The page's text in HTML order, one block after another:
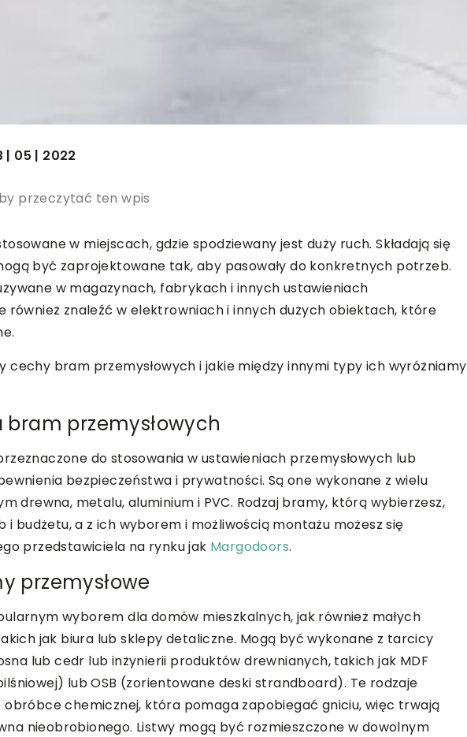
| 05 | 2022
przeczytać ten wpis
w miejscach, gdzie spodziewany jest duży ruch. Składają się
być zaprojektowane tak, aby pasowały do konkretnych potrzeb.
w magazynach, fabrykach i innych ustawieniach
również znaleźć w elektrowniach i innych dużych obiektach, które
cechy bram przemysłowych i jakie między innymi typy ich wyróżniamy
przemysłowych
do stosowania w ustawieniach przemysłowych lub
bezpieczeństwa i prywatności. Są one wykonane z wielu
drewna, metalu, aluminium i PVC. Rodzaj bramy, którą wybierzesz,
i budżetu, a z ich wyborem i możliwością montażu możesz się
przedstawiciela na rynku jak Margodoors.
przemysłowe
wyborem dla domów mieszkalnych, jak również małych
jak biura lub sklepy detaliczne. Mogą być wykonane z tarcicy
lub cedr lub inżynierii produktów drewnianych, takich jak MDF
lub OSB (zorientowane deski strandboard). Te rodzaje
obróbce chemicznej, która pomaga zapobiegać gniciu, więc trwają
nieobrobionego. Listwy mogą być rozmieszczone w dowolnym